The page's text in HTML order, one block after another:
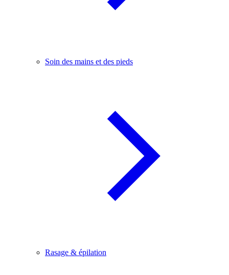
Soin des mains et des pieds
Rasage & épilation